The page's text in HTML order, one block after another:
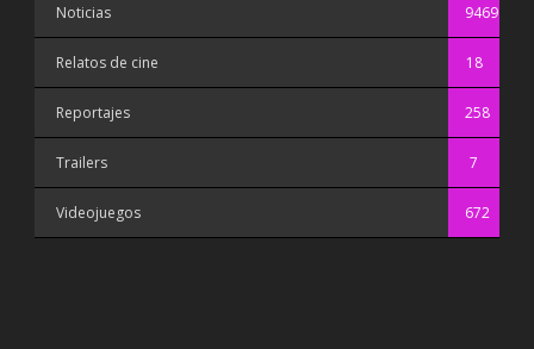
Noticias 9469
Relatos de cine 18
Reportajes 258
Trailers 7
Videojuegos 672